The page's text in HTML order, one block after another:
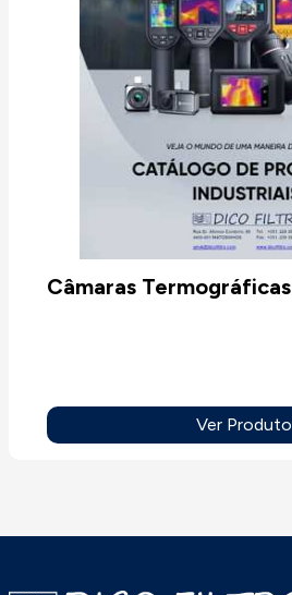
Câmaras Termográficas
Ver Produto